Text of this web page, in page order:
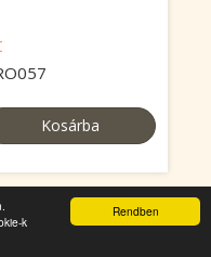
Rendben
k
Kosárba